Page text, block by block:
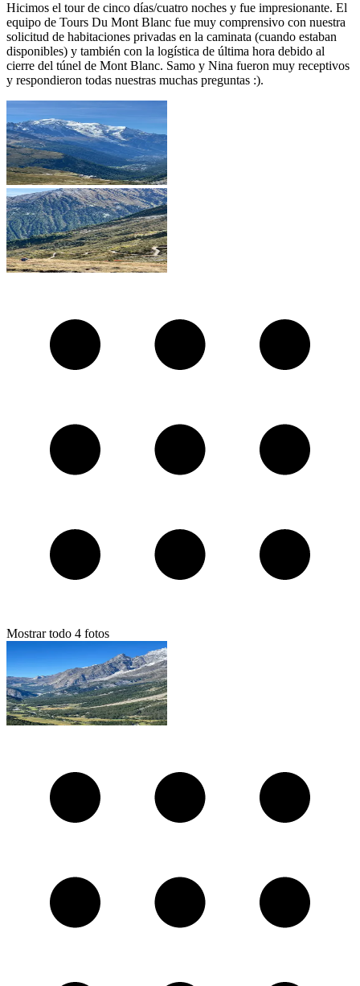
Hicimos el tour de cinco días/cuatro noches y fue impresionante. El
equipo de Tours Du Mont Blanc fue muy comprensivo con nuestra
solicitud de habitaciones privadas en la caminata (cuando estaban
disponibles) y también con la logística de última hora debido al
cierre del túnel de Mont Blanc. Samo y Nina fueron muy receptivos
y respondieron todas nuestras muchas preguntas :).
Mostrar todo 4 fotos